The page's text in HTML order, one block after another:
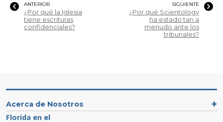
ANTERIOR
¿Por qué la Iglesia
tiene escrituras
confidenciales?
SIGUIENTE
¿Por qué Scientology
ha estado tan a
menudo ante los
tribunales?
Acerca de Nosotros
Florida en el